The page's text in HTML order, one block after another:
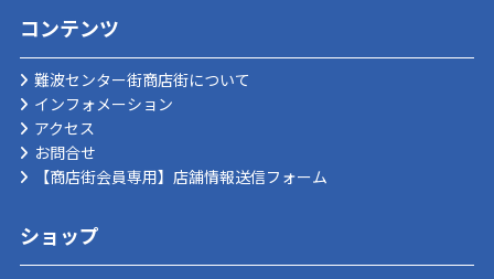
コンテンツ
難波センター街商店街について
インフォメーション
アクセス
お問合せ
【商店街会員専用】店舗情報送信フォーム
ショップ